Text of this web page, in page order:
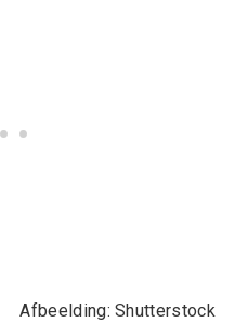
Afbeelding: Shutterstock